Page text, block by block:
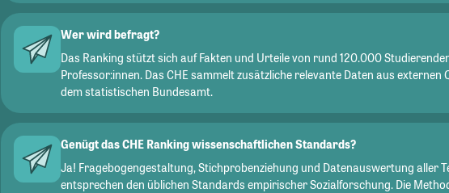
Wer wird befragt?
Das Ranking stützt sich auf Fakten und Urteile von rund 120.000
Professor:innen. Das CHE sammelt zusätzliche relevante Daten aus externen
dem statistischen Bundesamt.
Genügt das CHE Ranking wissenschaftlichen Standards?
Ja! Fragebogengestaltung, Stichprobenziehung und Datenauswertung aller
entsprechen den üblichen Standards empirischer Sozialforschung. Die